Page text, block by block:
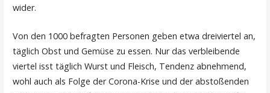
wider.
Von den 1000 befragten Personen geben etwa dreiviertel an,
täglich Obst und Gemüse zu essen. Nur das verbleibende
viertel isst täglich Wurst und Fleisch, Tendenz abnehmend,
wohl auch als Folge der Corona-Krise und der abstoßenden